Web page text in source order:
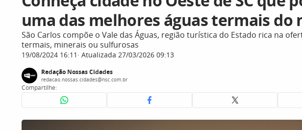
uma das melhores águas termais do
São Carlos compõe o Vale das Águas, região turística do Estado rica na
termais, minerais ou sulfurosas
19/08/2024 16:11 Atualizada 27/03/2026 09:13
Redação Nossas Cidades
redacao.nossas.cidades@nsc.com.br
Compartilhe: